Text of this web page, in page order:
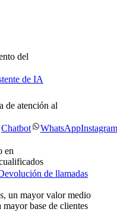
del
de IA
de atención al
Chatbot WhatsAppInstagram
en
de llamadas
un mayor valor medio
base de clientes